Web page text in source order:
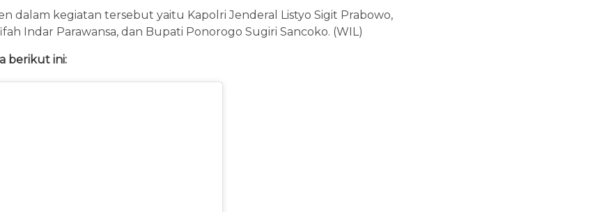
dalam kegiatan tersebut yaitu Kapolri Jenderal Listyo Sigit Prabowo,
Indar Parawansa, dan Bupati Ponorogo Sugiri Sancoko. (WIL)
berikut ini: